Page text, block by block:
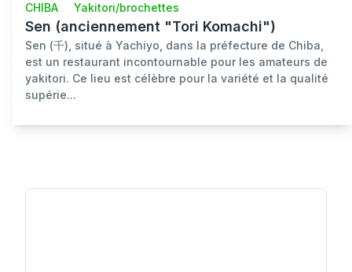
CHIBA Yakitori/brochettes
Sen (anciennement "Tori Komachi")
Sen (千), situé à Yachiyo, dans la préfecture de Chiba,
est un restaurant incontournable pour les amateurs de
yakitori. Ce lieu est célèbre pour la variété et la qualité
supérie...